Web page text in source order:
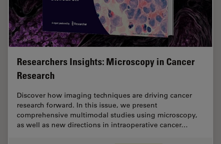
Researchers Insights: Microscopy in Cancer
Research
Discover how imaging techniques are driving cancer
research forward. In this issue, we present
comprehensive multimodal studies using microscopy,
as well as new directions in intraoperative cancer…